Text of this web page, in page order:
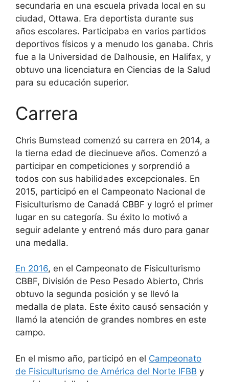
secundaria en una escuela privada local en su
ciudad, Ottawa. Era deportista durante sus
años escolares. Participaba en varios partidos
deportivos físicos y a menudo los ganaba. Chris
fue a la Universidad de Dalhousie, en Halifax, y
obtuvo una licenciatura en Ciencias de la Salud
para su educación superior.
Carrera
Chris Bumstead comenzó su carrera en 2014, a
la tierna edad de diecinueve años. Comenzó a
participar en competiciones y sorprendió a
todos con sus habilidades excepcionales. En
2015, participó en el Campeonato Nacional de
Fisiculturismo de Canadá CBBF y logró el primer
lugar en su categoría. Su éxito lo motivó a
seguir adelante y entrenó más duro para ganar
una medalla.
En 2016, en el Campeonato de Fisiculturismo
CBBF, División de Peso Pesado Abierto, Chris
obtuvo la segunda posición y se llevó la
medalla de plata. Este éxito causó sensación y
llamó la atención de grandes nombres en este
campo.
En el mismo año, participó en el Campeonato
de Fisiculturismo de América del Norte IFBB y